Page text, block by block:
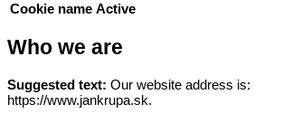
Cookie name Active
Who we are
Suggested text: Our website address is:
https://www.jankrupa.sk.